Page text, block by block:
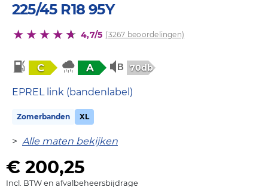
225/45 R18 95Y
4,7/5 (3267 beoordelingen)
C A 70db
EPREL link (bandenlabel)
Zomerbanden XL
> Alle maten bekijken
€ 200,25
Incl. BTW en afvalbeheersbijdrage